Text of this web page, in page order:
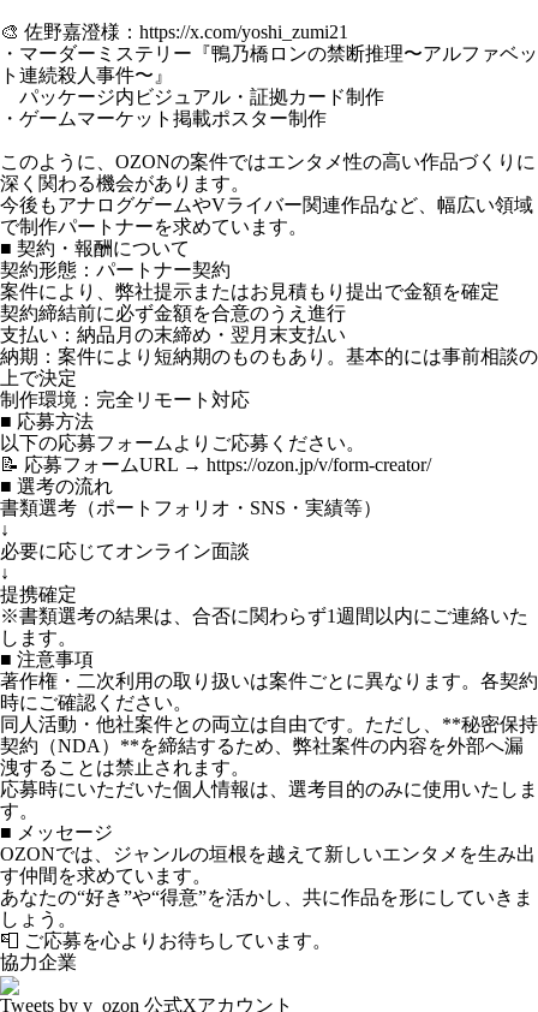
🎨 佐野嘉澄様： https://x.com/yoshi_zumi21
・マーダーミステリー『鴨乃橋ロンの禁断推理〜アルファベッ
ト連続殺人事件〜』
パッケージ内ビジュアル・証拠カード制作
・ゲームマーケット掲載ポスター制作
このように、OZONの案件ではエンタメ性の高い作品づくりに
深く関わる機会があります。
今後もアナログゲームやVライバー関連作品など、幅広い領域
で制作パートナーを求めています。
■ 契約・報酬について
契約形態：パートナー契約
案件により、弊社提示またはお見積もり提出で金額を確定
契約締結前に必ず金額を合意のうえ進行
支払い：納品月の末締め・翌月末支払い
納期：案件により短納期のものもあり。基本的には事前相談の
上で決定
制作環境：完全リモート対応
■ 応募方法
以下の応募フォームよりご応募ください。
📝 応募フォームURL → https://ozon.jp/v/form-creator/
■ 選考の流れ
書類選考（ポートフォリオ・SNS・実績等）
↓
必要に応じてオンライン面談
↓
提携確定
※書類選考の結果は、合否に関わらず1週間以内にご連絡いた
します。
■ 注意事項
著作権・二次利用の取り扱いは案件ごとに異なります。各契約
時にご確認ください。
同人活動・他社案件との両立は自由です。ただし、**秘密保持
契約（NDA）**を締結するため、弊社案件の内容を外部へ漏
洩することは禁止されます。
応募時にいただいた個人情報は、選考目的のみに使用いたしま
す。
■ メッセージ
OZONでは、ジャンルの垣根を越えて新しいエンタメを生み出
す仲間を求めています。
あなたの“好き”や“得意”を活かし、共に作品を形にしていきま
しょう。
📮 ご応募を心よりお待ちしています。
協力企業
Tweets by v_ozon 公式Xアカウント